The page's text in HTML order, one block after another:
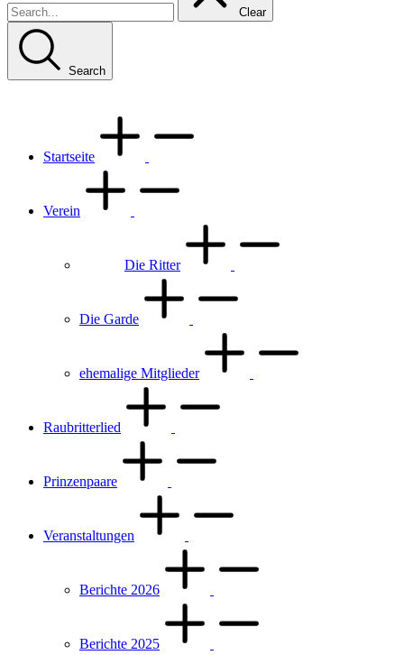
Clear
Search
Startseite
Verein
Die Ritter
Die Garde
ehemalige Mitglieder
Raubritterlied
Prinzenpaare
Veranstaltungen
Berichte 2026
Berichte 2025